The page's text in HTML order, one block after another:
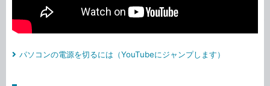
パソコンの電源を切るには（YouTubeにジャンプします）